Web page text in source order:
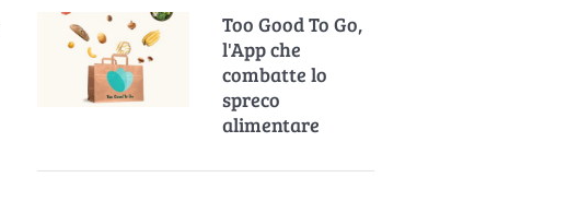
Too Good To Go,
l'App che
combatte lo
spreco
alimentare